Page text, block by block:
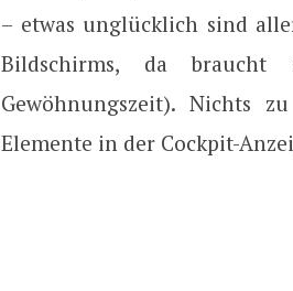
– etwas unglücklich sind
Bildschirms, da
Gewöhnungszeit). Nichts
Elemente in der Cockpit-